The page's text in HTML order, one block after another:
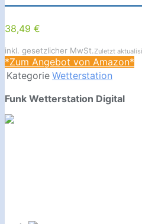
38,49 €
inkl. gesetzlicher MwSt.Zuletzt
*Zum Angebot von Amazon*
Kategorie Wetterstation
Funk Wetterstation Digital